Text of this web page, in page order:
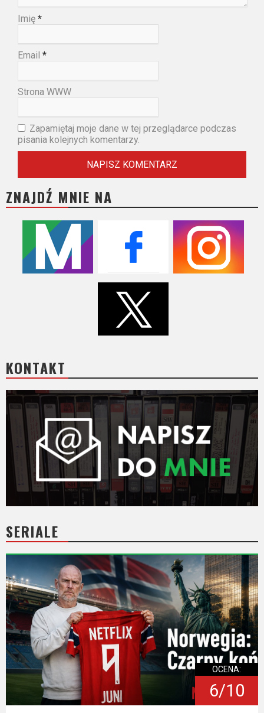
Imię *
Email *
Strona WWW
Zapamiętaj moje dane w tej przeglądarce podczas
pisania kolejnych komentarzy.
ZNAJDŹ MNIE NA
KONTAKT
SERIALE
OCENA:
6/10